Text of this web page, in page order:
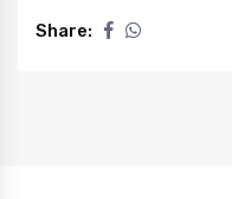
Share: